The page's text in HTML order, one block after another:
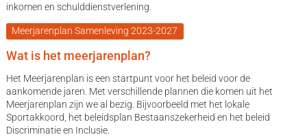
inkomen en schulddienstverlening.
Meerjarenplan Samenleving 2023-2027
Wat is het meerjarenplan?
Het Meerjarenplan is een startpunt voor het beleid voor de
aankomende jaren. Met verschillende plannen die komen uit het
Meerjarenplan zijn we al bezig. Bijvoorbeeld met het lokale
Sportakkoord, het beleidsplan Bestaanszekerheid en het beleid
Discriminatie en Inclusie.